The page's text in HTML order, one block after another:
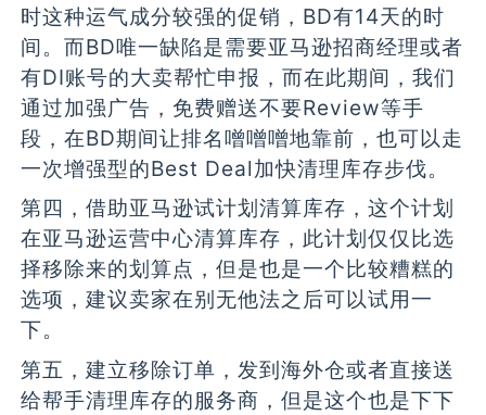
时这种运气成分较强的促销，BD有14天的时
间。而BD唯一缺陷是需要亚马逊招商经理或者
有DI账号的大卖帮忙申报，而在此期间，我们
通过加强广告，免费赠送不要Review等手
段，在BD期间让排名噌噌噌地靠前，也可以走
一次增强型的Best Deal加快清理库存步伐。
第四，借助亚马逊试计划清算库存，这个计划
在亚马逊运营中心清算库存，此计划仅仅比选
择移除来的划算点，但是也是一个比较糟糕的
选项，建议卖家在别无他法之后可以试用一
下。
第五，建立移除订单，发到海外仓或者直接送
给帮手清理库存的服务商，但是这个也是下下